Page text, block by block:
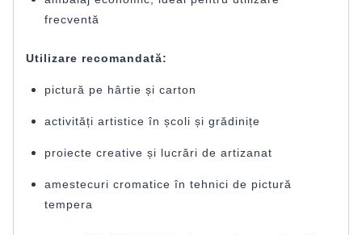
frecventă
Utilizare recomandată:
pictură pe hârtie și carton
activități artistice în școli și grădinițe
proiecte creative și lucrări de artizanat
amestecuri cromatice în tehnici de pictură
tempera